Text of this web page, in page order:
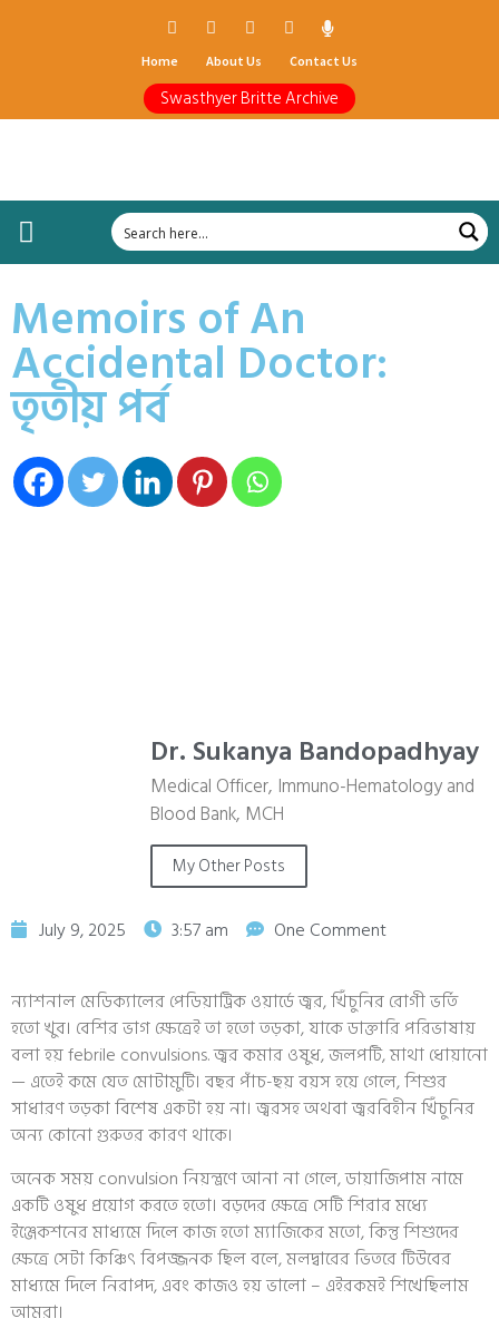
Home About Us Contact Us
Swasthyer Britte Archive
Memoirs of An
Accidental Doctor:
তৃতীয় পর্ব
Dr. Sukanya Bandopadhyay
Medical Officer, Immuno-Hematology and
Blood Bank, MCH
My Other Posts
July 9, 2025 3:57 am One Comment
ন্যাশনাল মেডিক্যালের পেডিয়াট্রিক ওয়ার্ডে জ্বর, খিঁচুনির রোগী ভর্তি
হতো খুব। বেশির ভাগ ক্ষেত্রেই তা হতো তড়কা, যাকে ডাক্তারি পরিভাষায়
বলা হয় febrile convulsions. জ্বর কমার ওষুধ, জলপটি, মাথা ধোয়ানো
— এতেই কমে যেত মোটামুটি। বছর পাঁচ-ছয় বয়স হয়ে গেলে, শিশুর
সাধারণ তড়কা বিশেষ একটা হয় না। জ্বরসহ অথবা জ্বরবিহীন খিঁচুনির
অন্য কোনো গুরুতর কারণ থাকে।
অনেক সময় convulsion নিয়ন্ত্রণে আনা না গেলে, ডায়াজিপাম নামে
একটি ওষুধ প্রয়োগ করতে হতো। বড়দের ক্ষেত্রে সেটি শিরার মধ্যে
ইঞ্জেকশনের মাধ্যমে দিলে কাজ হতো ম্যাজিকের মতো, কিন্তু শিশুদের
ক্ষেত্রে সেটা কিঞ্চিৎ বিপজ্জনক ছিল বলে, মলদ্বারের ভিতরে টিউবের
মাধ্যমে দিলে নিরাপদ, এবং কাজও হয় ভালো – এইরকমই শিখেছিলাম
আমরা।